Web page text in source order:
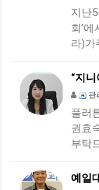
지난
회’
라)가
“지
관
풀러
권효
부탁
예일